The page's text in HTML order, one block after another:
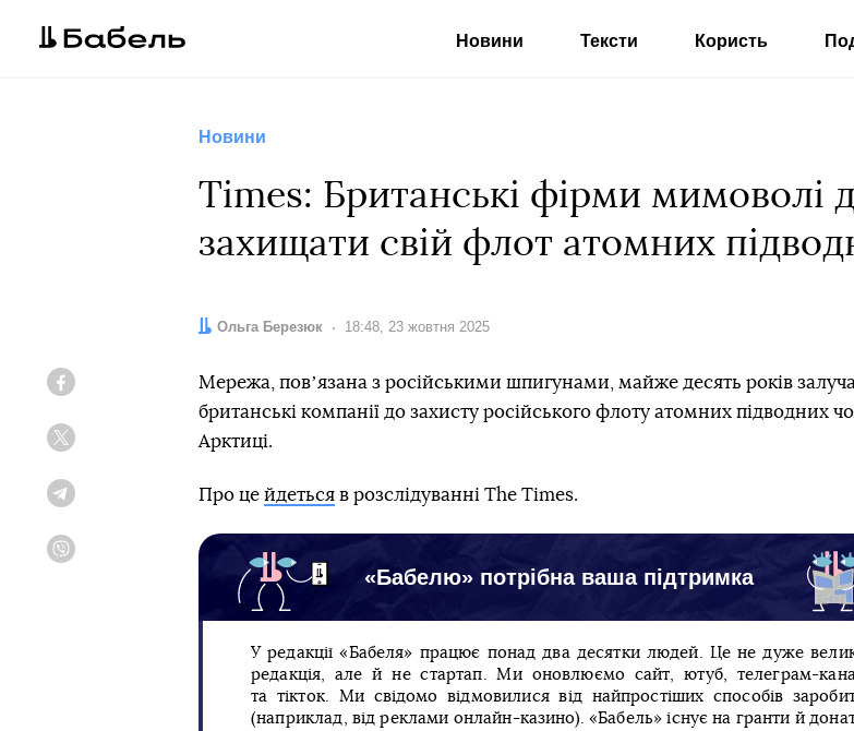
Новини Тексти Користь
Новини
Times: Британські фірми мимоволі
захищати свій флот атомних
Автор:
Ольга Березюк Дата:
18:48, 23 жовтня 2025
Мережа, повʼязана з російськими шпигунами, майже десять років
британські компанії до захисту російського флоту атомних підводних
Арктиці.
Про це йдеться в розслідуванні The Times.
«Бабелю» потрібна ваша підтримка
У редакції «Бабеля» працює понад два десятки людей. Це не дуже
редакція, але й не стартап. Ми оновлюємо сайт, ютуб, телеграм-
та тікток. Ми свідомо відмовилися від найпростіших способів
(наприклад, від реклами онлайн-казино). «Бабель» існує на гранти й